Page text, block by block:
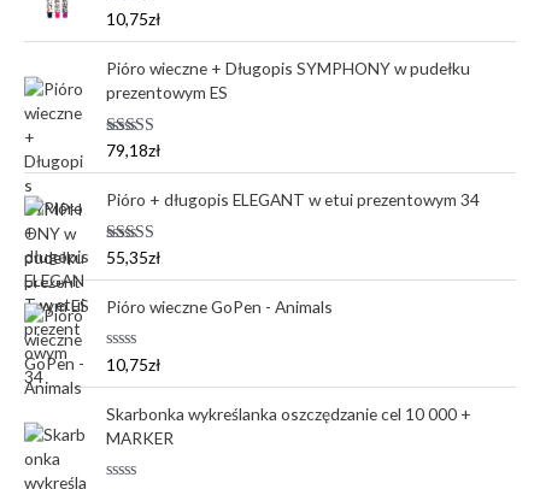
Oceniono
5.00
10,75zł
Pióro wieczne + Długopis SYMPHONY w pudełku
prezentowym ES
Oceniono
5.00
79,18zł
Pióro + długopis ELEGANT w etui prezentowym 34
Oceniono
5.00
55,35zł
Pióro wieczne GoPen - Animals
O
n
i
o
o
10,75zł
Skarbonka wykreślanka oszczędzanie cel 10 000 +
MARKER